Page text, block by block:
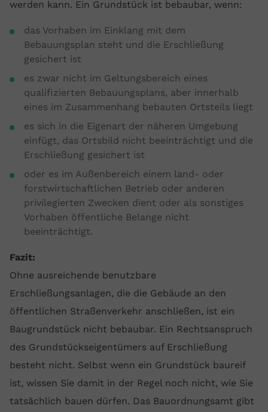
werden kann. Ein Grundstück ist bebaubar, wenn:
das Vorhaben im Einklang mit dem
Bebauungsplan steht und die Erschließung
gesichert ist
es zwar nicht im Geltungsbereich eines
qualifizierten Bebauungsplans, aber innerhalb
eines im Zusammenhang bebauten Ortsteils liegt
es sich in die Eigenart der näheren Umgebung
einfügt, das Ortsbild nicht beeinträchtigt und die
Erschließung gesichert ist
oder es im Außenbereich einem land- oder
forstwirtschaftlichen Betrieb oder anderen
privilegierten Zwecken dient oder als sonstiges
Vorhaben öffentliche Belange nicht
beeinträchtigt.
Fazit:
Ohne ausreichende benutzbare
Erschließungsanlagen, die die Gebäude an den
öffentlichen Straßenverkehr anschließen, ist ein
Baugrundstück nicht bebaubar. Ein Rechtsanspruch
des Grundstückseigentümers auf Erschließung
besteht nicht. Selbst wenn ein Grundstück baureif
ist, wissen Sie damit in der Regel noch nicht, wie Sie
tatsächlich bauen dürfen. Das Bauordnungsamt gibt